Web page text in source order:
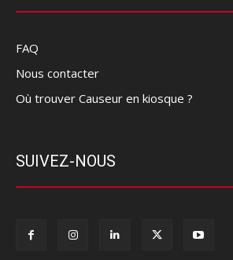
FAQ
Nous contacter
Où trouver Causeur en kiosque ?
SUIVEZ-NOUS